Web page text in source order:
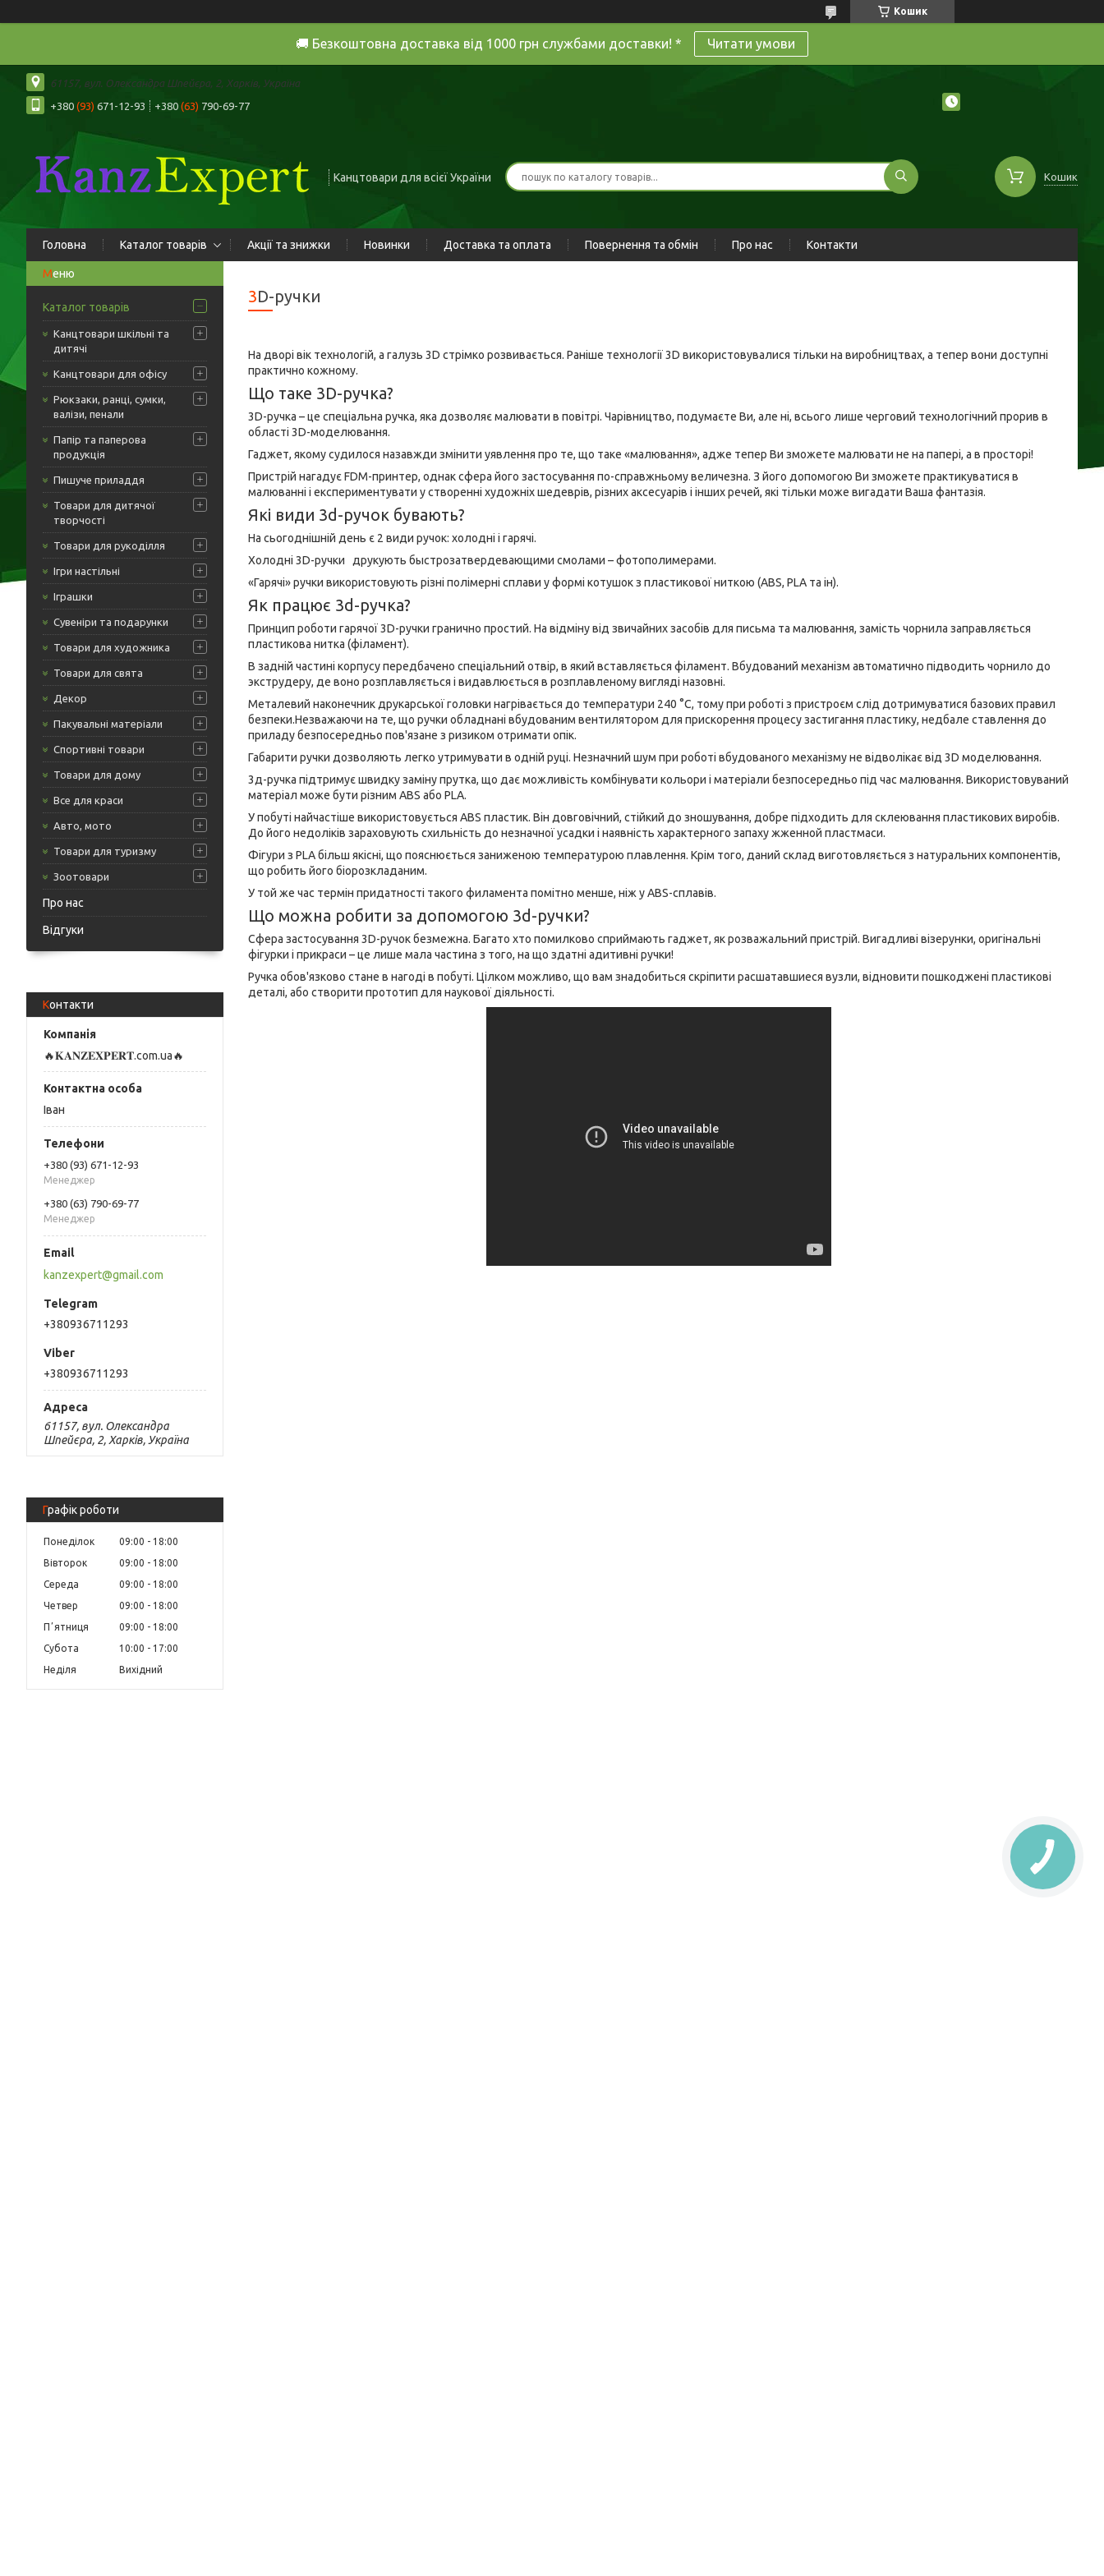
Кошик
🚚 Безкоштовна доставка від 1000 грн службами доставки! * Читати умови
61157, вул. Олександра Шпейєра, 2, Харків, Україна
+380 (93) 671-12-93 +380 (63) 790-69-77
Канцтовари для всієї України Кошик
Головна Каталог товарів Акції та знижки Новинки Доставка та оплата Повернення та обмін Про нас Контакти
Каталог товарів
Канцтовари шкільні та
дитячі
Канцтовари для офісу
Рюкзаки, ранці, сумки,
валізи, пенали
Папір та паперова
продукція
Пишуче приладдя
Товари для дитячої
творчості
Товари для рукоділля
Ігри настільні
Іграшки
Сувеніри та подарунки
Товари для художника
Товари для свята
Декор
Пакувальні матеріали
Спортивні товари
Товари для дому
Все для краси
Авто, мото
Товари для туризму
Зоотовари
Про нас
Відгуки
Контакти
🔥𝐊𝐀𝐍𝐙𝐄𝐗𝐏𝐄𝐑𝐓.com.ua🔥
Іван
+380 (93) 671-12-93
Менеджер
+380 (63) 790-69-77
Менеджер
kanzexpert@gmail.com
+380936711293
+380936711293
61157, вул. Олександра
Шпейєра, 2, Харків, Україна
Графік роботи
Понеділок 09:00
18:00
Вівторок
09:00
18:00
Середа
09:00
18:00
Четвер
09:00
18:00
Пʼятниця
09:00
18:00
Субота
10:00
17:00
Неділя
Вихідний
3D-ручки
На дворі вік технологій, а галузь 3D стрімко розвивається. Раніше технології 3D використовувалися тільки на виробництвах, а тепер вони доступні
практично кожному.
Що таке 3D-ручка?
3D-ручка – це спеціальна ручка, яка дозволяє малювати в повітрі. Чарівництво, подумаєте Ви, але ні, всього лише черговий технологічний прорив в
області 3D-моделювання.
Гаджет, якому судилося назавжди змінити уявлення про те, що таке «малювання», адже тепер Ви зможете малювати не на папері, а в просторі!
Пристрій нагадує FDM-принтер, однак сфера його застосування по-справжньому величезна. З його допомогою Ви зможете практикуватися в
малюванні і експериментувати у створенні художніх шедеврів, різних аксесуарів і інших речей, які тільки може вигадати Ваша фантазія.
Які види 3d-ручок бувають?
На сьогоднішній день є 2 види ручок: холодні і гарячі.
Холодні 3D-ручки друкують быстрозатвердевающими смолами – фотополимерами.
«Гарячі» ручки використовують різні полімерні сплави у формі котушок з пластикової ниткою (ABS, PLA та ін).
Як працює 3d-ручка?
Принцип роботи гарячої 3D-ручки гранично простий. На відміну від звичайних засобів для письма та малювання, замість чорнила заправляється
пластикова нитка (філамент).
В задній частині корпусу передбачено спеціальний отвір, в який вставляється філамент. Вбудований механізм автоматично підводить чорнило до
экструдеру, де воно розплавляється і видавлюється в розплавленому вигляді назовні.
Металевий наконечник друкарської головки нагрівається до температури 240 °С, тому при роботі з пристроєм слід дотримуватися базових правил
безпеки.Незважаючи на те, що ручки обладнані вбудованим вентилятором для прискорення процесу застигання пластику, недбале ставлення до
приладу безпосередньо пов'язане з ризиком отримати опік.
Габарити ручки дозволяють легко утримувати в одній руці. Незначний шум при роботі вбудованого механізму не відволікає від 3D моделювання.
3д-ручка підтримує швидку заміну прутка, що дає можливість комбінувати кольори і матеріали безпосередньо під час малювання. Використовуваний
матеріал може бути різним ABS або PLA.
У побуті найчастіше використовується ABS пластик. Він довговічний, стійкий до зношування, добре підходить для склеювання пластикових виробів.
До його недоліків зараховують схильність до незначної усадки і наявність характерного запаху жженной пластмаси.
Фігури з PLA більш якісні, що пояснюється заниженою температурою плавлення. Крім того, даний склад виготовляється з натуральних компонентів,
що робить його біорозкладаним.
У той же час термін придатності такого филамента помітно менше, ніж у ABS-сплавів.
Що можна робити за допомогою 3d-ручки?
Сфера застосування 3D-ручок безмежна. Багато хто помилково сприймають гаджет, як розважальний пристрій. Вигадливі візерунки, оригінальні
фігурки і прикраси – це лише мала частина з того, на що здатні адитивні ручки!
Ручка обов'язково стане в нагоді в побуті. Цілком можливо, що вам знадобиться скріпити расшатавшиеся вузли, відновити пошкоджені пластикові
деталі, або створити прототип для наукової діяльності.